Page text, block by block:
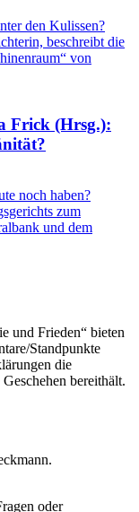
den Kulissen?
beschreibt die
von
Frick (Hrsg.):
noch haben?
zum
und dem
und Frieden“ bieten
Standpunkte
die
bereithält.
oder